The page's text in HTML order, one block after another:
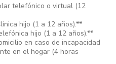
telefónico o virtual (12
hijo (1 a 12 años).**
hijo (1 a 12 años).**
en caso de incapacidad
en el hogar (4 horas